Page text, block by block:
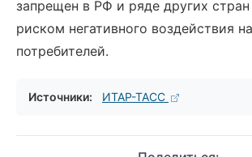
запрещен в РФ и ряде других стран
риском негативного воздействия
потребителей.
Источники: ИТАР-ТАСС